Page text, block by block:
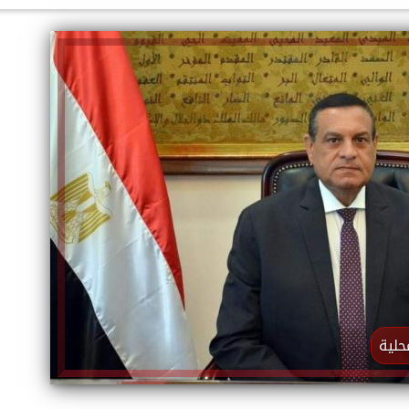
إلهام شرشر تكتب: دي مبقتش كورة..
دي سياسة
الكاتبة إلهام شرشر تهنئ الرئيس
السيسي بعيد ميلاده وتُشيد بجهوده
في بناء الدولة